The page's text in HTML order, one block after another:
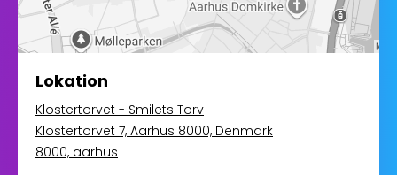
Lokation
Klostertorvet - Smilets Torv
Klostertorvet 7, Aarhus 8000, Denmark
8000, aarhus